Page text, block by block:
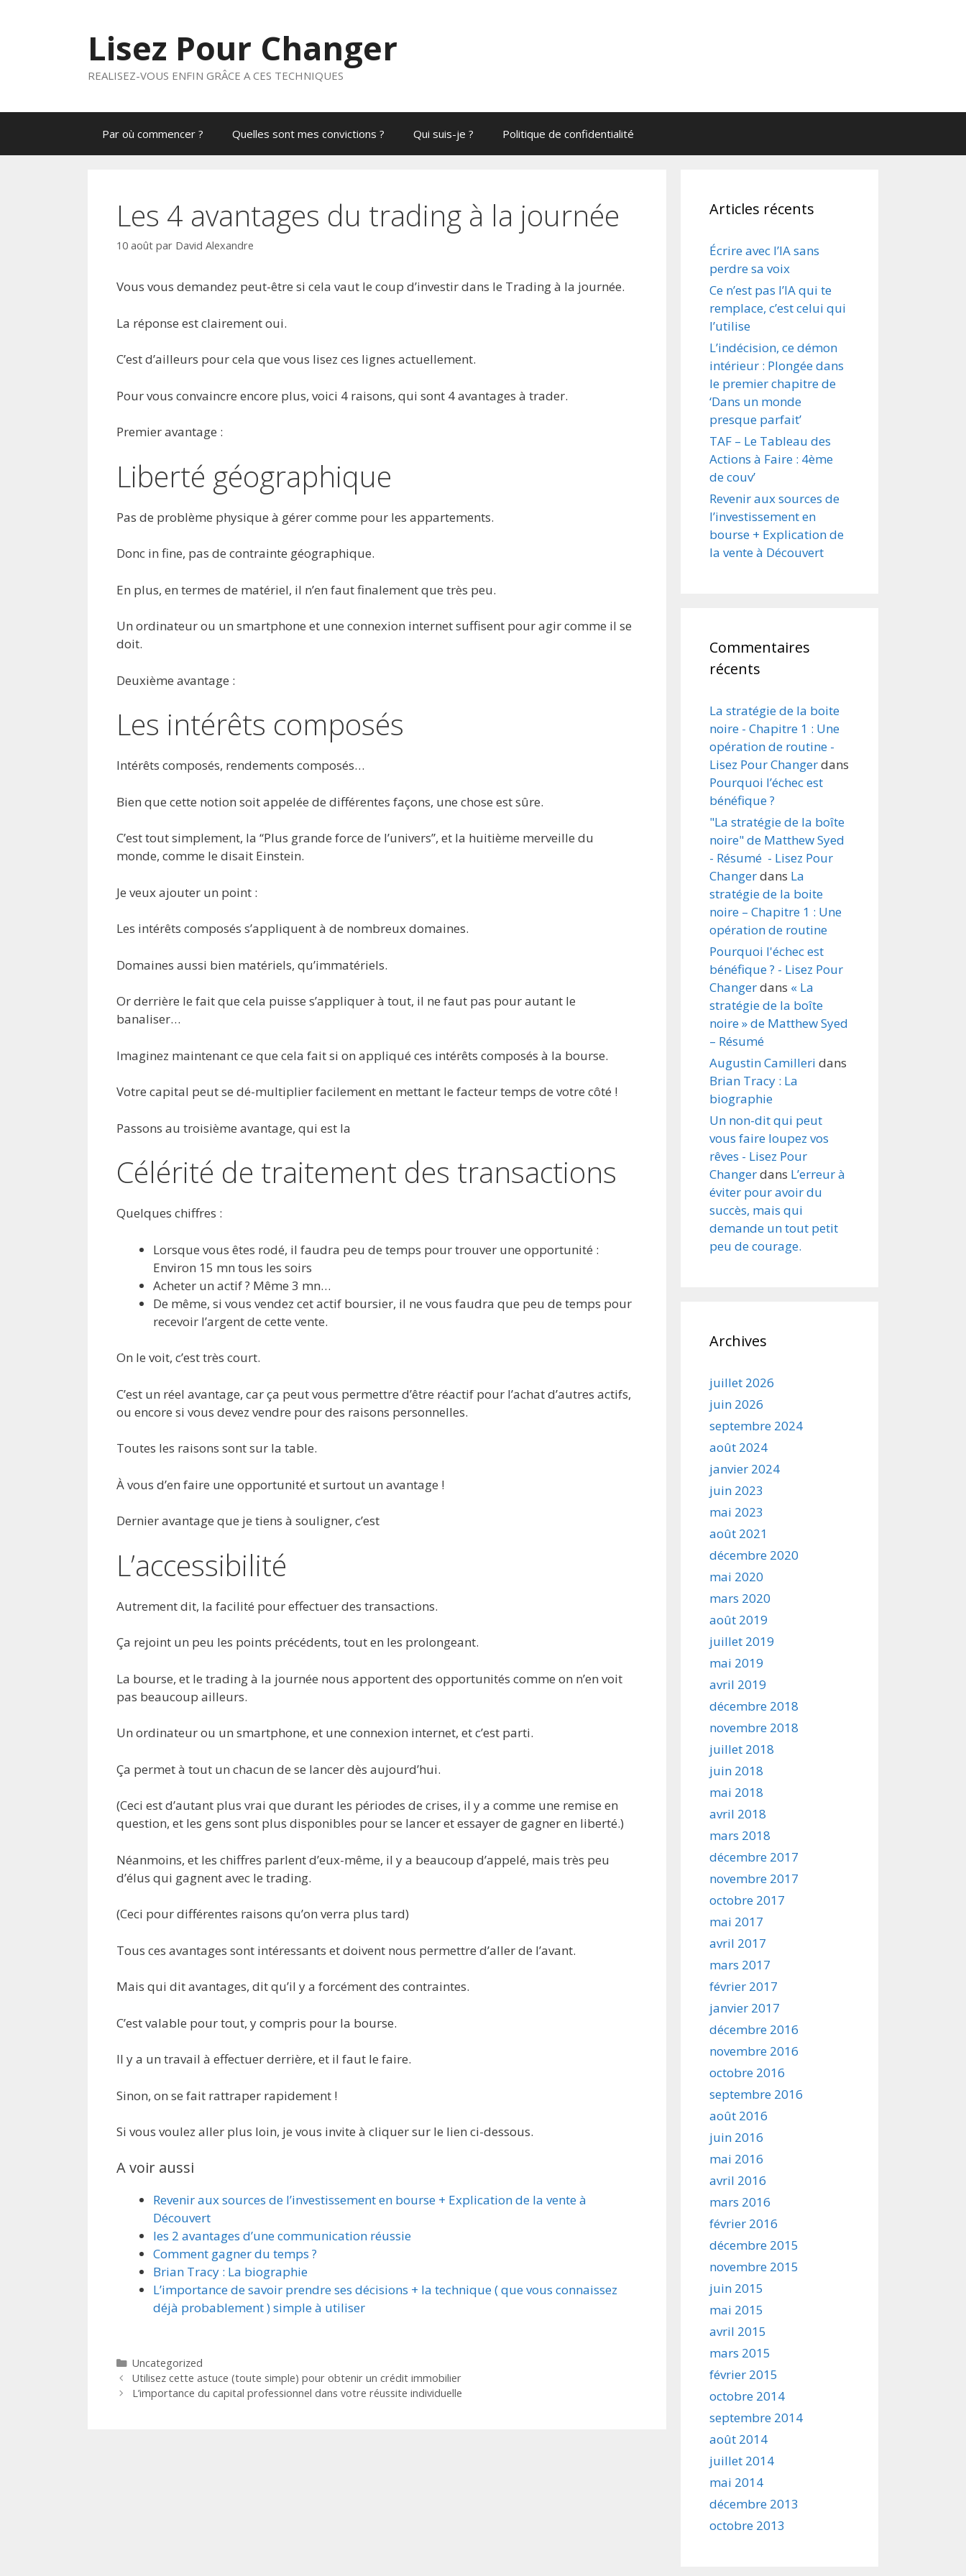
Lisez Pour Changer
REALISEZ-VOUS ENFIN GRÂCE A CES TECHNIQUES
Par où commencer ? Quelles sont mes convictions ? Qui suis-je ? Politique de confidentialité
Les 4 avantages du trading à la journée
10 août par David Alexandre
Vous vous demandez peut-être si cela vaut le coup d’investir dans le Trading à la journée.
La réponse est clairement oui.
C’est d’ailleurs pour cela que vous lisez ces lignes actuellement.
Pour vous convaincre encore plus, voici 4 raisons, qui sont 4 avantages à trader.
Premier avantage :
Liberté géographique
Pas de problème physique à gérer comme pour les appartements.
Donc in fine, pas de contrainte géographique.
En plus, en termes de matériel, il n’en faut finalement que très peu.
Un ordinateur ou un smartphone et une connexion internet suffisent pour agir comme il se
doit.
Deuxième avantage :
Les intérêts composés
Intérêts composés, rendements composés…
Bien que cette notion soit appelée de différentes façons, une chose est sûre.
C’est tout simplement, la “Plus grande force de l’univers”, et la huitième merveille du
monde, comme le disait Einstein.
Je veux ajouter un point :
Les intérêts composés s’appliquent à de nombreux domaines.
Domaines aussi bien matériels, qu’immatériels.
Or derrière le fait que cela puisse s’appliquer à tout, il ne faut pas pour autant le
banaliser…
Imaginez maintenant ce que cela fait si on appliqué ces intérêts composés à la bourse.
Votre capital peut se dé-multiplier facilement en mettant le facteur temps de votre côté !
Passons au troisième avantage, qui est la
Célérité de traitement des transactions
Quelques chiffres :
Lorsque vous êtes rodé, il faudra peu de temps pour trouver une opportunité :
Environ 15 mn tous les soirs
Acheter un actif ? Même 3 mn…
De même, si vous vendez cet actif boursier, il ne vous faudra que peu de temps pour
recevoir l’argent de cette vente.
On le voit, c’est très court.
C’est un réel avantage, car ça peut vous permettre d’être réactif pour l’achat d’autres actifs,
ou encore si vous devez vendre pour des raisons personnelles.
Toutes les raisons sont sur la table.
À vous d’en faire une opportunité et surtout un avantage !
Dernier avantage que je tiens à souligner, c’est
L’accessibilité
Autrement dit, la facilité pour effectuer des transactions.
Ça rejoint un peu les points précédents, tout en les prolongeant.
La bourse, et le trading à la journée nous apportent des opportunités comme on n’en voit
pas beaucoup ailleurs.
Un ordinateur ou un smartphone, et une connexion internet, et c’est parti.
Ça permet à tout un chacun de se lancer dès aujourd’hui.
(Ceci est d’autant plus vrai que durant les périodes de crises, il y a comme une remise en
question, et les gens sont plus disponibles pour se lancer et essayer de gagner en liberté.)
Néanmoins, et les chiffres parlent d’eux-même, il y a beaucoup d’appelé, mais très peu
d’élus qui gagnent avec le trading.
(Ceci pour différentes raisons qu’on verra plus tard)
Tous ces avantages sont intéressants et doivent nous permettre d’aller de l’avant.
Mais qui dit avantages, dit qu’il y a forcément des contraintes.
C’est valable pour tout, y compris pour la bourse.
Il y a un travail à effectuer derrière, et il faut le faire.
Sinon, on se fait rattraper rapidement !
Si vous voulez aller plus loin, je vous invite à cliquer sur le lien ci-dessous.
A voir aussi
Revenir aux sources de l’investissement en bourse + Explication de la vente à
Découvert
les 2 avantages d’une communication réussie
Comment gagner du temps ?
Brian Tracy : La biographie
L’importance de savoir prendre ses décisions + la technique ( que vous connaissez
déjà probablement ) simple à utiliser
Catégories
Uncategorized
Utilisez cette astuce (toute simple) pour obtenir un crédit immobilier
L’importance du capital professionnel dans votre réussite individuelle
Articles récents
Écrire avec l’IA sans
perdre sa voix
Ce n’est pas l’IA qui te
remplace, c’est celui qui
l’utilise
L’indécision, ce démon
intérieur : Plongée dans
le premier chapitre de
‘Dans un monde
presque parfait’
TAF – Le Tableau des
Actions à Faire : 4ème
de couv’
Revenir aux sources de
l’investissement en
bourse + Explication de
la vente à Découvert
Commentaires
récents
La stratégie de la boite
noire - Chapitre 1 : Une
opération de routine -
Lisez Pour Changerdans
Pourquoi l’échec est
bénéfique ?
"La stratégie de la boîte
noire" de Matthew Syed
- Résumé - Lisez Pour
Changerdans La
stratégie de la boite
noire – Chapitre 1 : Une
opération de routine
Pourquoi l'échec est
bénéfique ? - Lisez Pour
Changerdans « La
stratégie de la boîte
noire » de Matthew Syed
– Résumé
Augustin Camilleri dans
Brian Tracy : La
biographie
Un non-dit qui peut
vous faire loupez vos
rêves - Lisez Pour
Changerdans L’erreur à
éviter pour avoir du
succès, mais qui
demande un tout petit
peu de courage.
Archives
juillet 2026
juin 2026
septembre 2024
août 2024
janvier 2024
juin 2023
mai 2023
août 2021
décembre 2020
mai 2020
mars 2020
août 2019
juillet 2019
mai 2019
avril 2019
décembre 2018
novembre 2018
juillet 2018
juin 2018
mai 2018
avril 2018
mars 2018
décembre 2017
novembre 2017
octobre 2017
mai 2017
avril 2017
mars 2017
février 2017
janvier 2017
décembre 2016
novembre 2016
octobre 2016
septembre 2016
août 2016
juin 2016
mai 2016
avril 2016
mars 2016
février 2016
décembre 2015
novembre 2015
juin 2015
mai 2015
avril 2015
mars 2015
février 2015
octobre 2014
septembre 2014
août 2014
juillet 2014
mai 2014
décembre 2013
octobre 2013